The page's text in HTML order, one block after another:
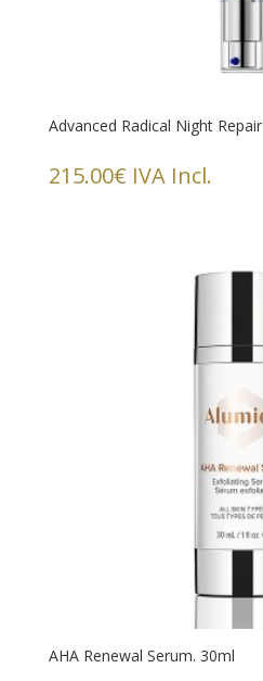
Advanced Radical Night Repair
215.00€ IVA Incl.
AHA Renewal Serum. 30ml